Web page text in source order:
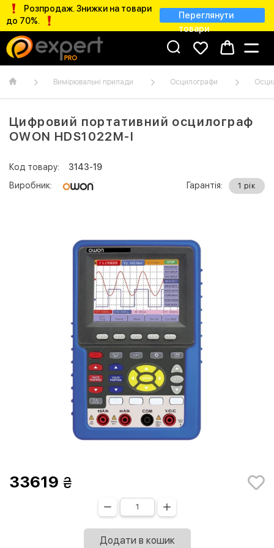
Розпродаж. Знижки на товари
до 70%.
Переглянути
товари
Вимірювальні прилади Осцилографи
Цифровий портативний осцилограф
OWON HDS1022M-I
Код товару:
3143-19
Виробник:
Гарантія: 1 рік
33619
Додати в кошик